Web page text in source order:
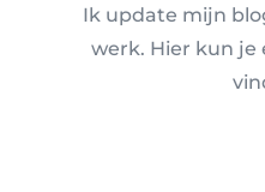
Ik update mijn
werk. Hier kun je